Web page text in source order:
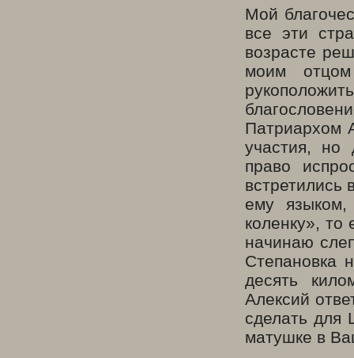
Мой
все эти
возрасте
моим
Патриархом
участия,
право
встретились
ему
коленку», то
начинаю
Степановка
десять
Алексий
сделать для
матушке в